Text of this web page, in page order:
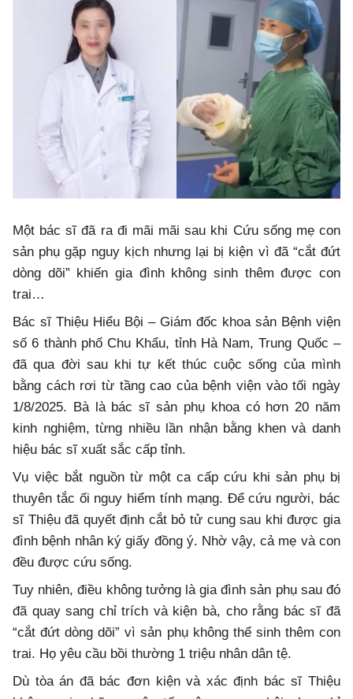
Một bác sĩ đã ra đi mãi mãi sau khi Cứu sống mẹ con
sản phụ gặp nguy kịch nhưng lại bị kiện vì đã “cắt đứt
dòng dõi” khiến gia đình không sinh thêm được con
trai…
Bác sĩ Thiệu Hiểu Bội – Giám đốc khoa sản Bệnh viện
số 6 thành phố Chu Khẩu, tỉnh Hà Nam, Trung Quốc –
đã qua đời sau khi tự kết thúc cuộc sống của mình
bằng cách rơi từ tầng cao của bệnh viện vào tối ngày
1/8/2025. Bà là bác sĩ sản phụ khoa có hơn 20 năm
kinh nghiệm, từng nhiều lần nhận bằng khen và danh
hiệu bác sĩ xuất sắc cấp tỉnh.
Vụ việc bắt nguồn từ một ca cấp cứu khi sản phụ bị
thuyên tắc ối nguy hiểm tính mạng. Để cứu người, bác
sĩ Thiệu đã quyết định cắt bỏ tử cung sau khi được gia
đình bệnh nhân ký giấy đồng ý. Nhờ vậy, cả mẹ và con
đều được cứu sống.
Tuy nhiên, điều không tưởng là gia đình sản phụ sau đó
đã quay sang chỉ trích và kiện bà, cho rằng bác sĩ đã
“cắt đứt dòng dõi” vì sản phụ không thể sinh thêm con
trai. Họ yêu cầu bồi thường 1 triệu nhân dân tệ.
Dù tòa án đã bác đơn kiện và xác định bác sĩ Thiệu